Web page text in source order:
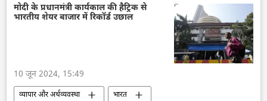
रूसी सेना
जवाबी आक्रमण
मोदी के प्रधानमंत्री कार्यकाल की हैट्रिक से
भारतीय शेयर बाजार में रिकॉर्ड उछाल
10 जून 2024, 15:49
व्यापार और अर्थव्यवस्था
भारत